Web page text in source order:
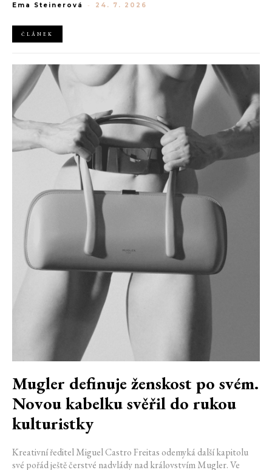
klasické týdny módy mohou brzy vypadat úplně jinak.
Ema Steinerová - 24. 7. 2026
ČLÁNEK
Mugler definuje ženskost po svém.
Novou kabelku svěřil do rukou
kulturistky
Kreativní ředitel Miguel Castro Freitas odemyká další kapitolu
své pořád ještě čerstvé nadvlády nad královstvím Mugler. Ve